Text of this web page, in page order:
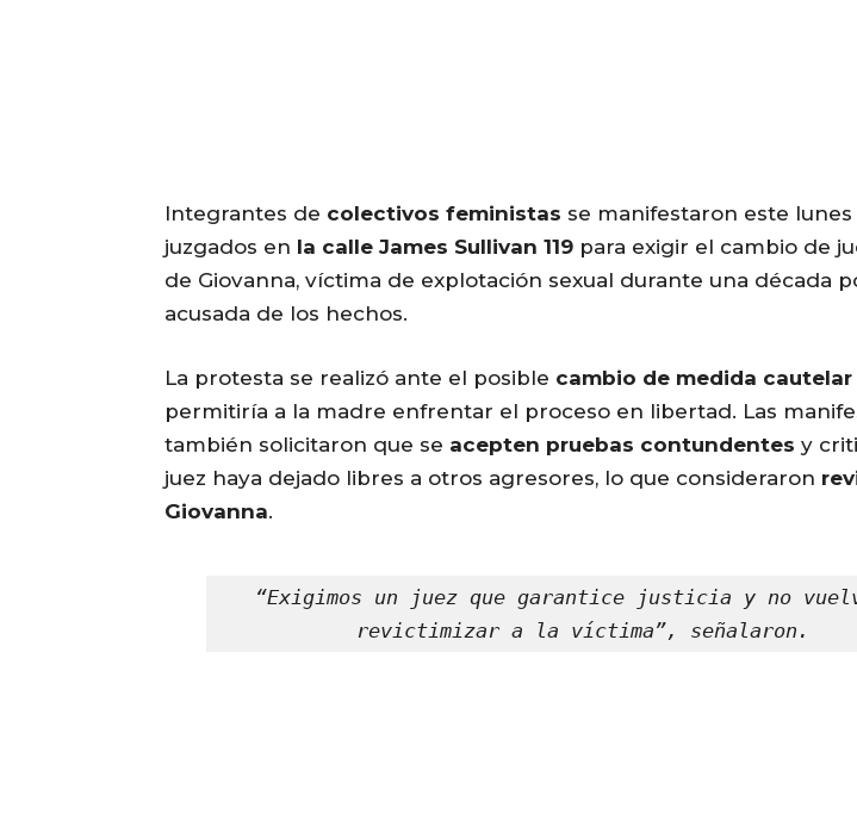
Integrantes de colectivos feministas se manifestaron este
juzgados en la calle James Sullivan 119 para exigir el cambio de
de Giovanna, víctima de explotación sexual durante una década
acusada de los hechos.
La protesta se realizó ante el posible cambio de medida cautelar
permitiría a la madre enfrentar el proceso en libertad. Las
también solicitaron que se acepten pruebas contundentes y
juez haya dejado libres a otros agresores, lo que consideraron
Giovanna.
“Exigimos un juez que garantice justicia y no
revictimizar a la víctima”, señalaron.